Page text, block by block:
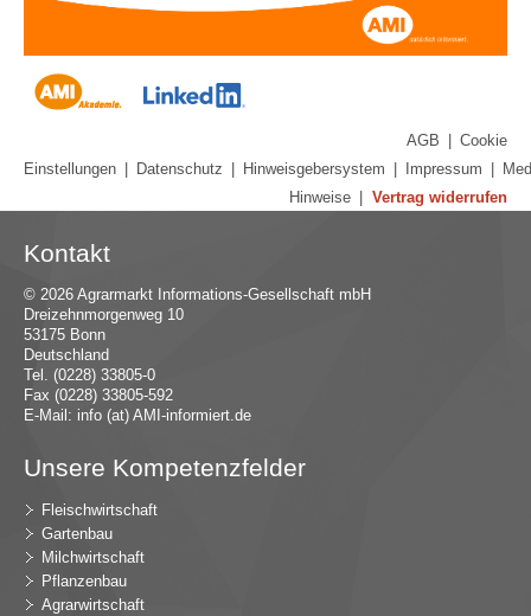
AGB
Cookie
Einstellungen
Datenschutz Hinweisgebersystem Impressum
Hinweise
Vertrag widerrufen
Kontakt
© 2026 Agrarmarkt Informations-Gesellschaft mbH
Dreizehnmorgenweg 10
53175 Bonn
Deutschland
Tel. (0228) 33805-0
Fax (0228) 33805-592
E-Mail: info (at) AMI-informiert.de
Unsere Kompetenzfelder
Fleischwirtschaft
Gartenbau
Milchwirtschaft
Pflanzenbau
Agrarwirtschaft